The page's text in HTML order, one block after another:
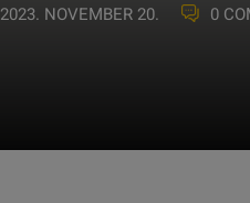
2023. NOVEMBER 20. 0